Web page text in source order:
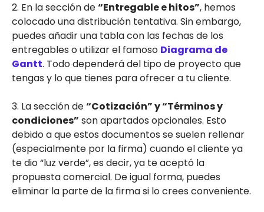
2. En la sección de“Entregable e hitos”, hemos
colocado una distribución tentativa. Sin embargo,
puedes añadir una tabla con las fechas de los
entregables o utilizar el famoso Diagrama de
Gantt. Todo dependerá del tipo de proyecto que
tengas y lo que tienes para ofrecer a tu cliente.
3. La sección de“Cotización” y “Términos y
condiciones” son apartados opcionales. Esto
debido a que estos documentos se suelen rellenar
(especialmente por la firma) cuando el cliente ya
te dio “luz verde”, es decir, ya te aceptó la
propuesta comercial. De igual forma, puedes
eliminar la parte de la firma si lo crees conveniente.